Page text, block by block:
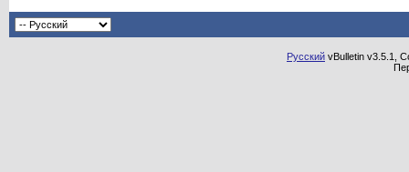
Русский vBulletin v3.5.1,